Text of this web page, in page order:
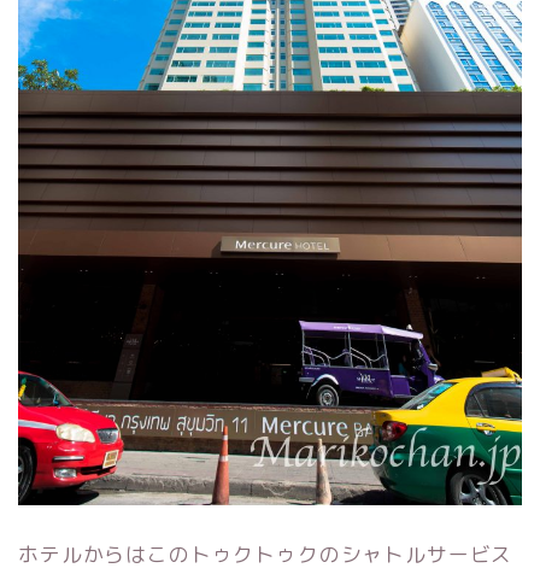
ホテルからはこのトゥクトゥクのシャトルサービス